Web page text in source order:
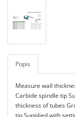
Popis
Measure wall
Carbide spindle tip
thickness of tubes
tip Supplied with